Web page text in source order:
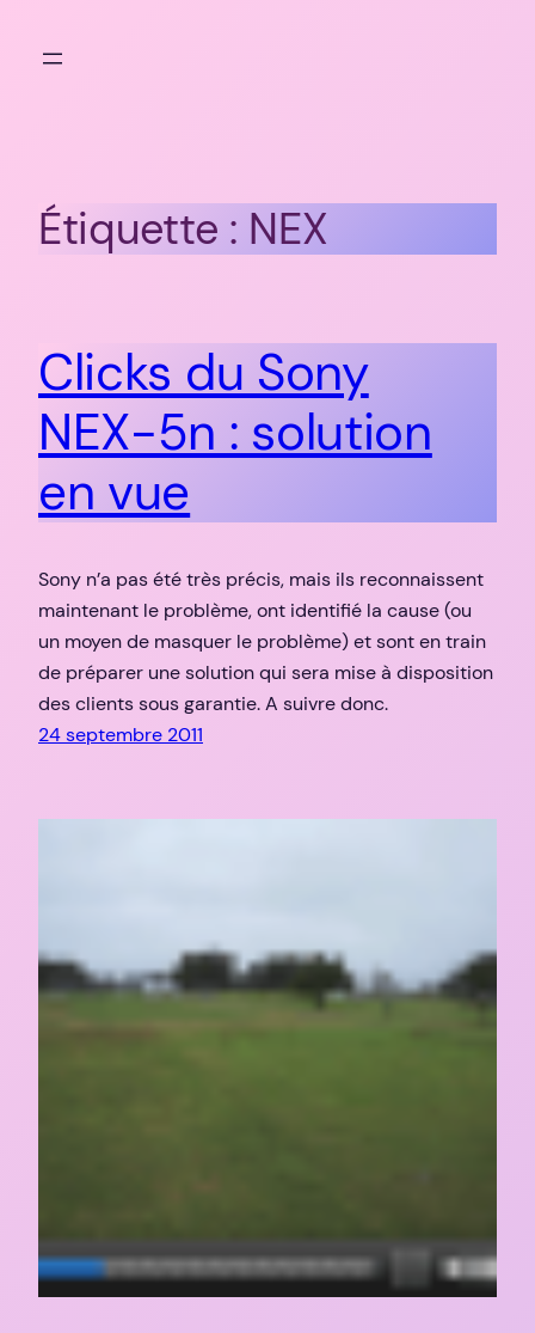
Étiquette : NEX
Clicks du Sony
NEX-5n : solution
en vue
Sony n’a pas été très précis, mais ils reconnaissent
maintenant le problème, ont identifié la cause (ou
un moyen de masquer le problème) et sont en train
de préparer une solution qui sera mise à disposition
des clients sous garantie. A suivre donc.
24 septembre 2011